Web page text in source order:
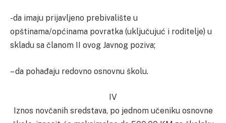
-da imaju prijavljeno prebivalište u
opštinama/općinama povratka (uključujuć i roditelje) u
skladu sa članom II ovog Javnog poziva;
– da pohađaju redovno osnovnu školu.
IV
Iznos novčanih sredstava, po jednom učeniku osnovne